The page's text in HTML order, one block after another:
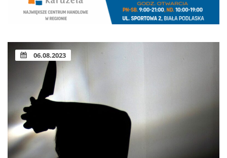
06.08.2023